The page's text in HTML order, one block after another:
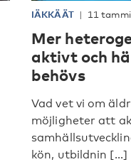
IÄKKÄÄT 11
Mer
aktivt och
behövs
Vad vet vi om
möjligheter att
kön, utbildnin [...]